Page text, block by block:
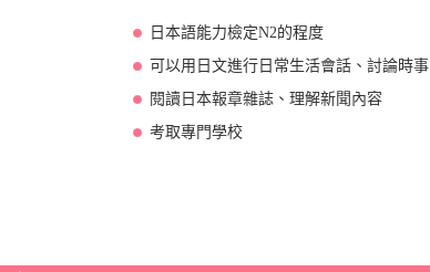
日本語能力檢定N2的程度
可以用日文進行日常生活會話、討論時事
閱讀日本報章雜誌、理解新聞內容
考取專門學校